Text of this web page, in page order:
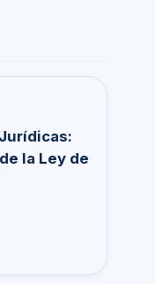
la Ley de